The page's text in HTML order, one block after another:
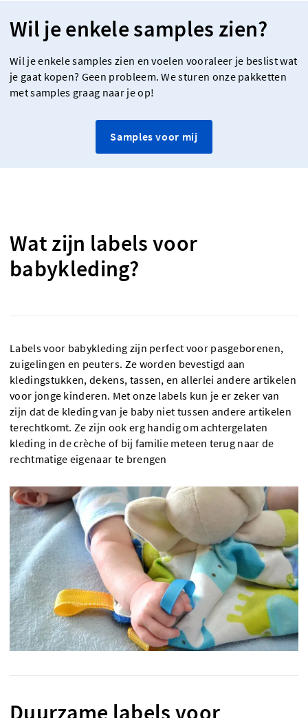
Wil je enkele samples zien?
Wil je enkele samples zien en voelen vooraleer je beslist wat
je gaat kopen? Geen probleem. We sturen onze pakketten
met samples graag naar je op!
Samples voor mij
Wat zijn labels voor
babykleding?
Labels voor babykleding zijn perfect voor pasgeborenen,
zuigelingen en peuters. Ze worden bevestigd aan
kledingstukken, dekens, tassen, en allerlei andere artikelen
voor jonge kinderen. Met onze labels kun je er zeker van
zijn dat de kleding van je baby niet tussen andere artikelen
terechtkomt. Ze zijn ook erg handig om achtergelaten
kleding in de crèche of bij familie meteen terug naar de
rechtmatige eigenaar te brengen
Duurzame labels voor